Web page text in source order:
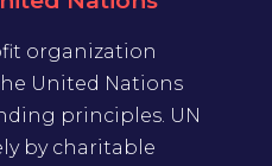
organization
United Nations
principles. UN
by charitable